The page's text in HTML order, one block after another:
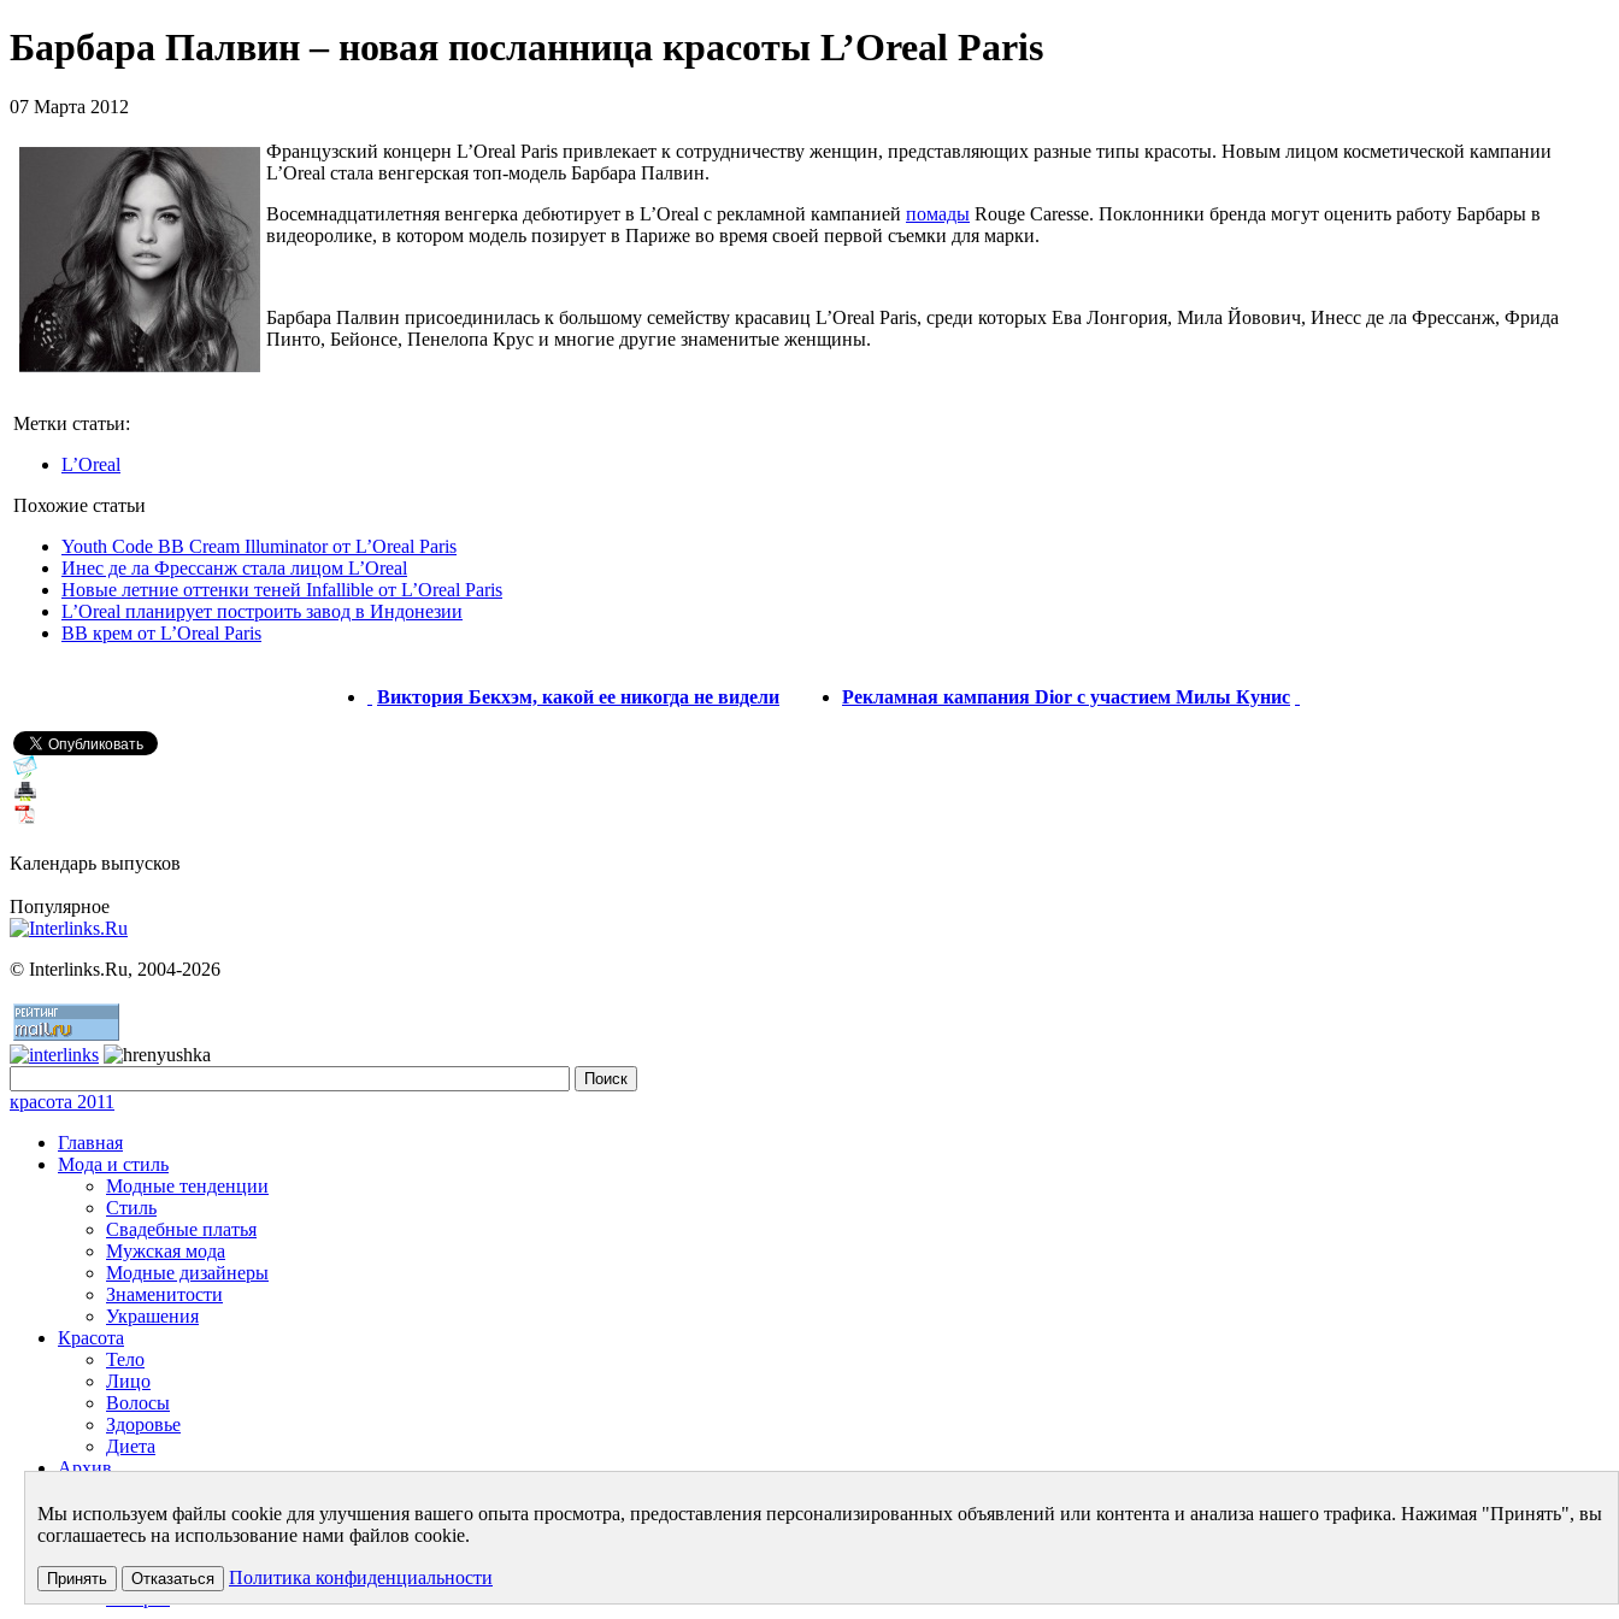
Барбара Палвин – новая посланница красоты L’Oreal Paris
07 Марта 2012
Французский концерн L’Oreal Paris привлекает к сотрудничеству женщин, представляющих разные типы красоты. Новым лицом косметической кампании
L’Oreal стала венгерская топ-модель Барбара Палвин.
Восемнадцатилетняя венгерка дебютирует в L’Oreal с рекламной кампанией помады Rouge Caresse. Поклонники бренда могут оценить работу Барбары в
видеоролике, в котором модель позирует в Париже во время своей первой съемки для марки.
Барбара Палвин присоединилась к большому семейству красавиц L’Oreal Paris, среди которых Ева Лонгория, Мила Йовович, Инесс де ла Фрессанж, Фрида
Пинто, Бейонсе, Пенелопа Крус и многие другие знаменитые женщины.
Метки статьи:
L’Oreal
Похожие статьи
Youth Code BB Cream Illuminator от L’Oreal Paris
Инес де ла Фрессанж стала лицом L’Oreal
Новые летние оттенки теней Infallible от L’Oreal Paris
L’Oreal планирует построить завод в Индонезии
BB крем от L’Oreal Paris
Виктория Бекхэм, какой ее никогда не видели Рекламная кампания Dior с участием Милы Кунис
Календарь выпусков
Популярное
© Interlinks.Ru, 2004-2026
красота 2011
Главная
Мода и стиль
Модные тенденции
Стиль
Свадебные платья
Мужская мода
Модные дизайнеры
Знаменитости
Украшения
Красота
Тело
Лицо
Волосы
Здоровье
Диета
Архив
Энциклопедия моды
Архив - Мода и Стиль
Архив - Новости
Галерея
Мы используем файлы cookie для улучшения вашего опыта просмотра, предоставления персонализированных объявлений или контента и анализа нашего трафика. Нажимая "Принять", вы
соглашаетесь на использование нами файлов cookie.
Принять Отказаться Политика конфиденциальности